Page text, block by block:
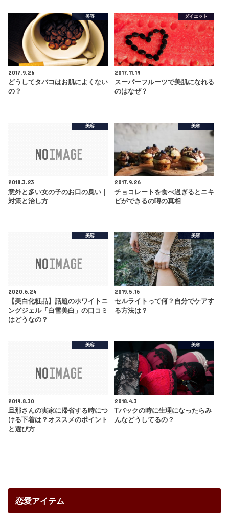
美容
2017.9.26
どうしてタバコはお肌によくない
の？
ダイエット
2017.11.19
スーパーフルーツで美肌になれる
のはなぜ？
美容
2018.3.23
意外と多い女の子のお口の臭い｜
対策と治し方
美容
2017.9.26
チョコレートを食べ過ぎるとニキ
ビができるの噂の真相
美容
2020.6.24
【美白化粧品】話題のホワイトニ
ングジェル「白雪美白」の口コミ
はどうなの？
美容
2019.5.16
セルライトって何？自分でケアす
る方法は？
美容
2019.8.30
旦那さんの実家に帰省する時につ
ける下着は？オススメのポイント
と選び方
美容
2018.4.3
Tバックの時に生理になったらみ
んなどうしてるの？
恋愛アイテム